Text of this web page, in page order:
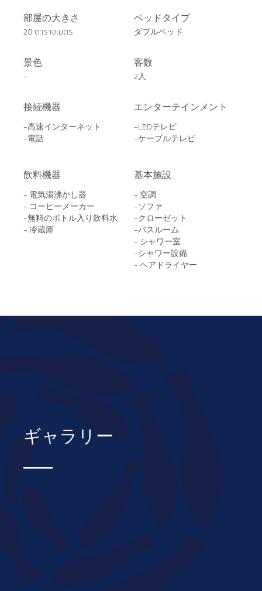
部屋の大きさ
28 ตารางเมตร
景色
-
接続機器
-高速インターネット
-電話
飲料機器
- 電気湯沸かし器
- コーヒーメーカー
-無料のボトル入り飲料水
- 冷蔵庫
ベッドタイプ
ダブルベッド
客数
2人
エンターテインメント
-LEDテレビ
-ケーブルテレビ
基本施設
- 空調
-ソファ
-クローゼット
-バスルーム
- シャワー室
-シャワー設備
- ヘアドライヤー
ギャラリー